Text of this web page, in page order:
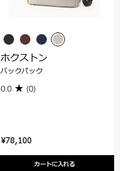
¥78,100
カートに入れる
ホクストン
バックパック
0.0 (0)